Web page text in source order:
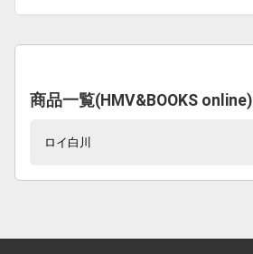
商品一覧(HMV&BOOKS online)
ロイ白川